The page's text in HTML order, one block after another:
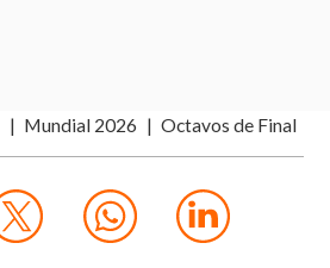
Mundial 2026 Octavos de Final